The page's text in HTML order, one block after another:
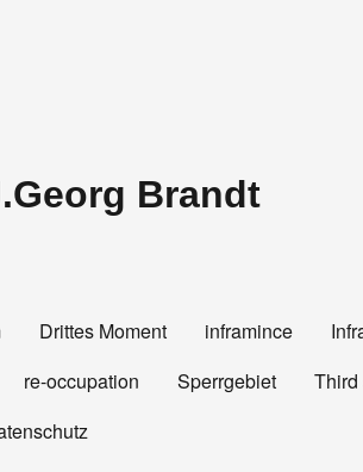
Brandt
Drittes Moment inframince
re-occupation Sperrgebiet
Third